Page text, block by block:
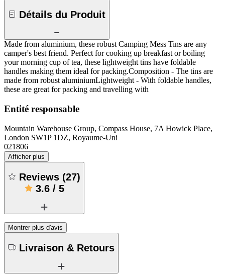
Détails du Produit
Made from aluminium, these robust Camping Mess Tins are any
camper's best friend. Perfect for cooking up breakfast or boiling
your morning cup of tea, these lightweight tins have foldable
handles making them ideal for packing.Composition - The tins are
made from robust aluminiumLightweight - With foldable handles,
these are great for packing and travelling with
Entité responsable
Mountain Warehouse Group, Compass House, 7A Howick Place,
London SW1P 1DZ, Royaume-Uni
021806
Afficher plus
Reviews (27)
3.6/ 5
Montrer plus d'avis
Livraison & Retours